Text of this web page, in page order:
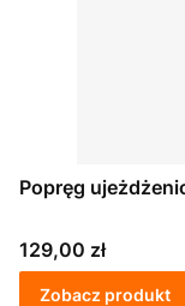
Popręg
Cena
129,00 zł
Zobacz produkt